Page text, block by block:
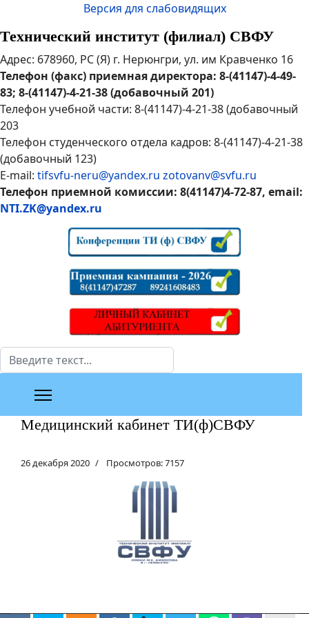
Версия для слабовидящих
Технический институт (филиал) СВФУ
Адрес: 678960, РС (Я) г. Нерюнгри, ул. им Кравченко 16
Телефон (факс) приемная директора: 8-(41147)-4-49-
83; 8-(41147)-4-21-38 (добавочный 201)
Телефон учебной части: 8-(41147)-4-21-38 (добавочный
203
Телефон студенческого отдела кадров: 8-(41147)-4-21-38
(добавочный 123)
E-mail: tifsvfu-neru@yandex.ru zotovanv@svfu.ru
Телефон приемной комиссии: 8(41147)4-72-87, email:
NTI.ZK@yandex.ru
Поиск
Медицинский кабинет ТИ(ф)СВФУ
26 декабря 2020 Просмотров: 7157